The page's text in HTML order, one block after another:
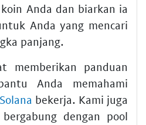
Anda dan biarkan ia
Anda yang mencari
panjang.
memberikan panduan
Anda memahami
bekerja. Kami juga
dengan pool